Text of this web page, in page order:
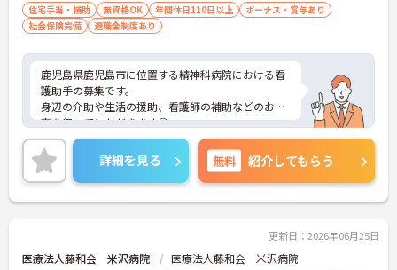
住宅手当・補助 無資格OK 年間休日110日以上
ボーナス・賞与あり
社会保険完備
退職金制度あり
鹿児島県鹿児島市に位置する精神科病院における看
護助手の募集です。
身辺の介助や生活の援助、看護師の補助などのお仕
事を行っていただきます◎
年間休日が115日あるので、メリハリのある働き方
ができます♪
ご興味のある方には面接ポイントをお伝えしますの
で、お気軽にお問い合わせください！
詳細を見る 無料 紹介してもらう
更新日：2026年06月25日
医療法人藤和会 米沢病院 医療法人藤和会 米沢病院